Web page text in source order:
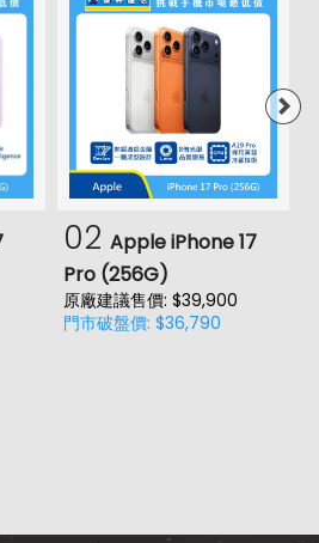
02 Apple iPhone 17
Pro (256G)
原廠建議售價: $39,900
門市破盤價: $36,790